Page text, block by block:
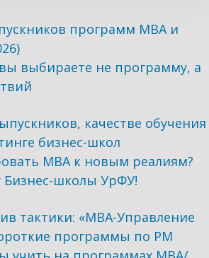
программ МВА и
вы выбираете не программу, а
качестве обучения
бизнес-школ
МВА к новым реалиям?
Бизнес-школы УрФУ!
тактики: «МВА-Управление
программы по PM